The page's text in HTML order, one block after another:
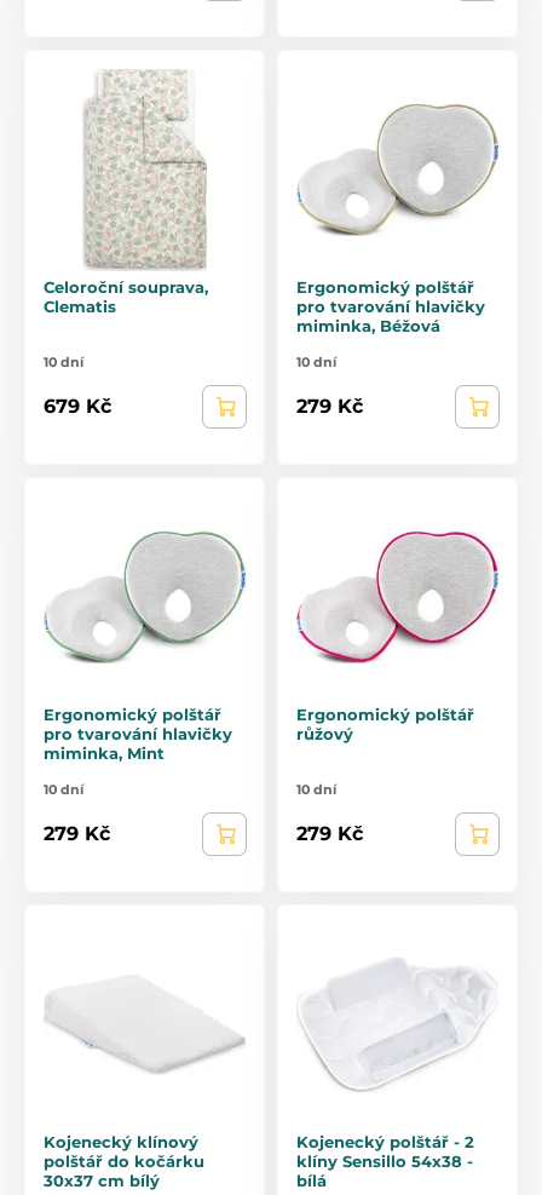
Celoroční souprava,
Clematis
10 dní
679 Kč
Ergonomický polštář
pro tvarování hlavičky
miminka, Béžová
10 dní
279 Kč
Ergonomický polštář
pro tvarování hlavičky
miminka, Mint
10 dní
279 Kč
Ergonomický polštář
růžový
10 dní
279 Kč
Kojenecký klínový
polštář do kočárku
30x37 cm bílý
Kojenecký polštář - 2
klíny Sensillo 54x38 -
bílá